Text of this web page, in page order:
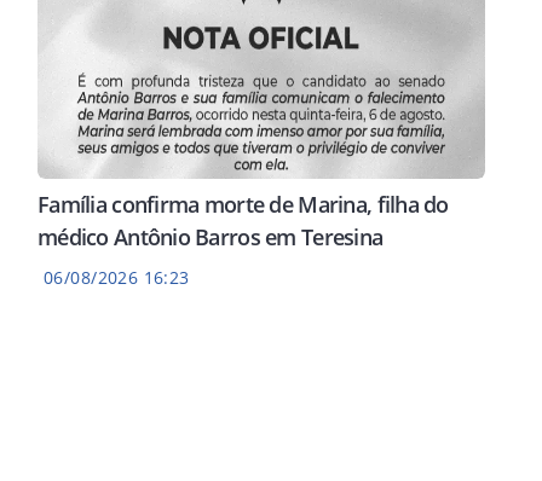
Família confirma morte de Marina, filha do
médico Antônio Barros em Teresina
06/08/2026 16:23